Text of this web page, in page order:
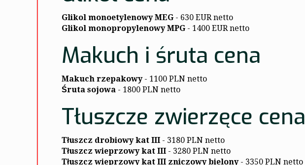
Glikol monoetylenowy MEG - 630 EUR netto
Glikol monopropylenowy MPG - 1400 EUR netto
Makuch i śruta cena
Makuch rzepakowy- 1100 PLN netto
Śruta sojowa - 1800 PLN netto
Tłuszcze zwierzęce cena
Tłuszcz drobiowy kat III - 3180 PLN netto
Tłuszcz wieprzowy kat III - 3280 PLN netto
Tłuszcz wieprzowy kat III zniczowy bielony- 3350 PLN netto